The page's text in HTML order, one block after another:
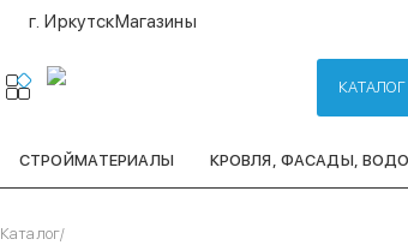
г. ИркутскМагазины
КАТАЛОГ
СТРОЙМАТЕРИАЛЫ КРОВЛЯ, ФАСАДЫ,
Каталог/